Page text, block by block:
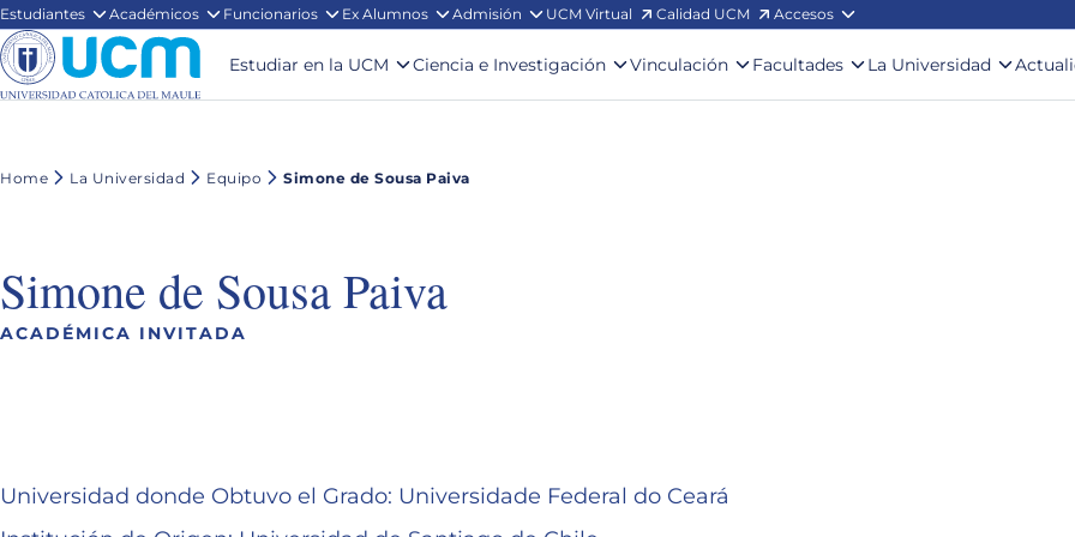
Estudiantes Académicos Funcionarios Ex Alumnos Admisión UCM Virtual Calidad UCM Accesos
Estudiar en la UCM Ciencia e Investigación Vinculación Facultades La Universidad
Home La Universidad Equipo Simone de Sousa Paiva
Simone de Sousa Paiva
ACADÉMICA INVITADA
Universidad donde Obtuvo el Grado: Universidade Federal do Ceará